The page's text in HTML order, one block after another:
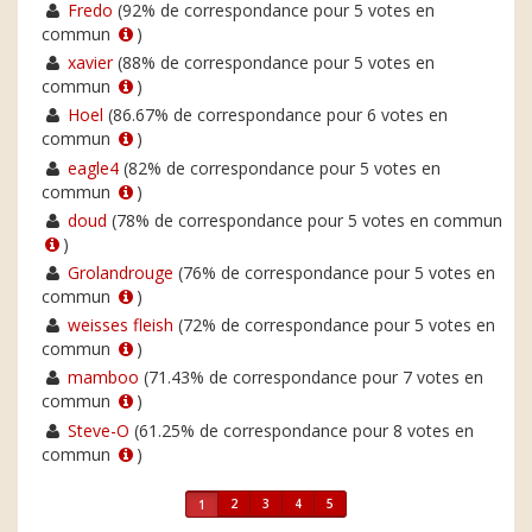
Fredo (92% de correspondance pour 5 votes en
commun
)
xavier(88% de correspondance pour 5 votes en
commun
)
Hoel (86.67% de correspondance pour 6 votes en
commun
)
eagle4 (82% de correspondance pour 5 votes en
commun
)
doud (78% de correspondance pour 5 votes en commun
)
Grolandrouge (76% de correspondance pour 5 votes en
commun
)
weisses fleish (72% de correspondance pour 5 votes en
commun
)
mamboo (71.43% de correspondance pour 7 votes en
commun
)
Steve-O (61.25% de correspondance pour 8 votes en
commun
)
1 2 3 4 5